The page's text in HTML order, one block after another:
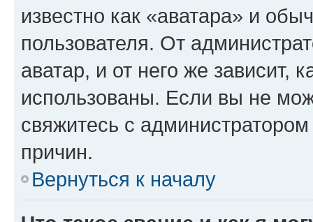
известно как «аватара» и
пользователя. От
аватар, и от него же зависит,
использованы. Если вы не
свяжитесь с
причин.
Вернуться к началу